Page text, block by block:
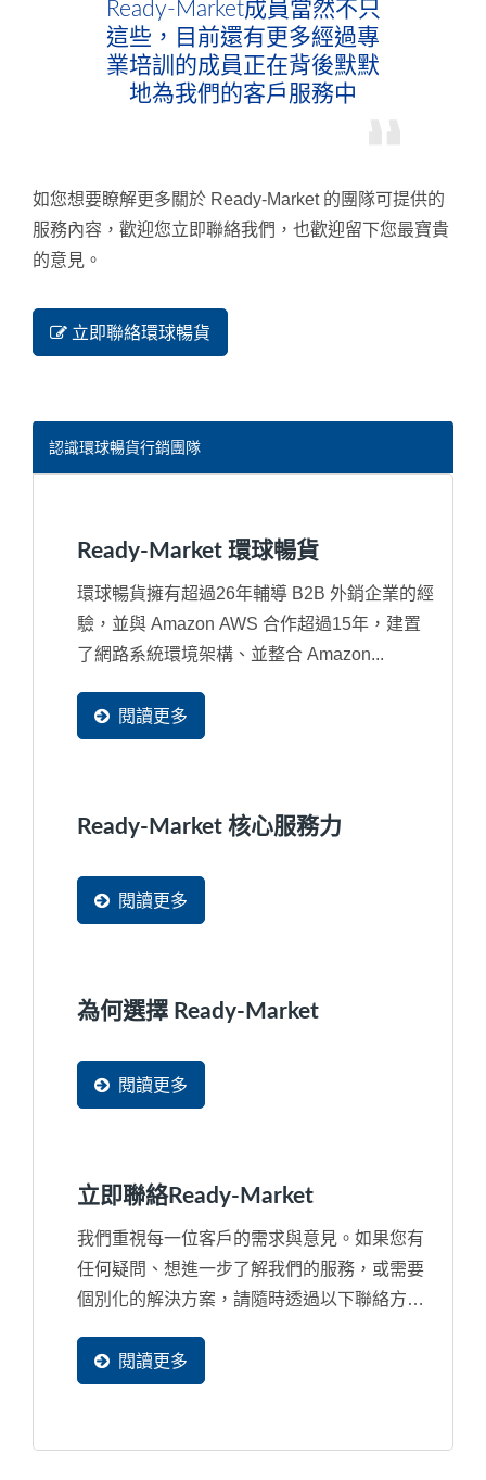
Ready-Market成員當然不只
這些，目前還有更多經過專
業培訓的成員正在背後默默
地為我們的客戶服務中
如您想要瞭解更多關於 Ready-Market 的團隊可提供的
服務內容，歡迎您立即聯絡我們，也歡迎留下您最寶貴
的意見。
立即聯絡環球暢貨
認識環球暢貨行銷團隊
Ready-Market 環球暢貨
環球暢貨擁有超過26年輔導 B2B 外銷企業的經
驗，並與 Amazon AWS 合作超過15年，建置
了網路系統環境架構、並整合 Amazon...
閱讀更多
Ready-Market 核心服務力
閱讀更多
為何選擇 Ready-Market
閱讀更多
立即聯絡Ready-Market
我們重視每一位客戶的需求與意見。如果您有
任何疑問、想進一步了解我們的服務，或需要
個別化的解決方案，請隨時透過以下聯絡方式
優化、數位行銷策略，還是提升品牌全球曝光
的解決方案，我們的專業行銷顧問團隊將竭誠
的事業更上一層樓，希望您也能成為我們的精
閱讀更多